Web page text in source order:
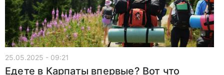
25.05.2025 - 09:21
Едете в Карпаты впервые? Вот что